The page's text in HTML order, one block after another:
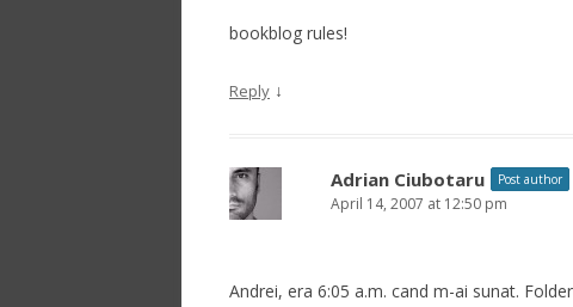
bookblog rules!
Reply ↓
Adrian Ciubotaru Post author
April 14, 2007 at 12:50 pm
Andrei, era 6:05 a.m. cand m-ai sunat.